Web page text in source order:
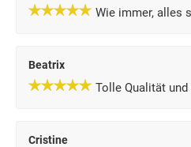
Wie immer, alles
Beatrix
Tolle Qualität
Cristine